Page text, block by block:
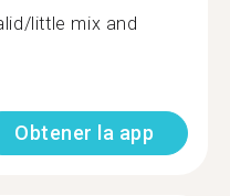
little mix and
Obtener la app